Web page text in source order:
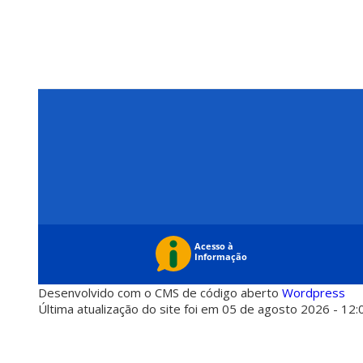
Desenvolvido com o CMS de código aberto Wordpress
Última atualização do site foi em 05 de agosto 2026 -